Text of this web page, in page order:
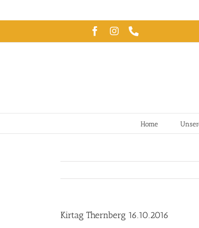
springen
Facebook
Instagram
Home
Kirtag Thernberg 16.10.2016